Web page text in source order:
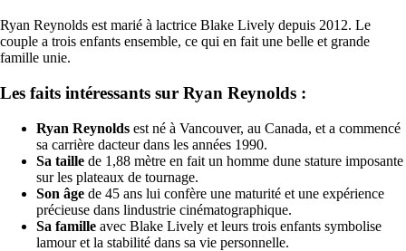
Ryan Reynolds est marié à lactrice Blake Lively depuis 2012. Le
couple a trois enfants ensemble, ce qui en fait une belle et grande
famille unie.
Les faits intéressants sur Ryan Reynolds :
Ryan Reynolds est né à Vancouver, au Canada, et a commencé
sa carrière dacteur dans les années 1990.
Sa taille de 1,88 mètre en fait un homme dune stature imposante
sur les plateaux de tournage.
Son âge de 45 ans lui confère une maturité et une expérience
précieuse dans lindustrie cinématographique.
Sa famille avec Blake Lively et leurs trois enfants symbolise
lamour et la stabilité dans sa vie personnelle.